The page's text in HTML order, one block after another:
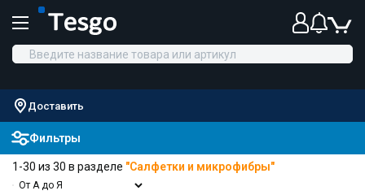
Доставить
Фильтры
1-30 из 30 в разделе "Салфетки и микрофибры"